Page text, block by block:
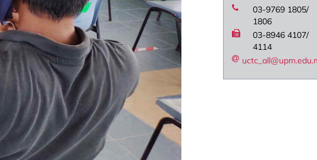
03-9769 1805/
1806
03-8946 4107/
4114